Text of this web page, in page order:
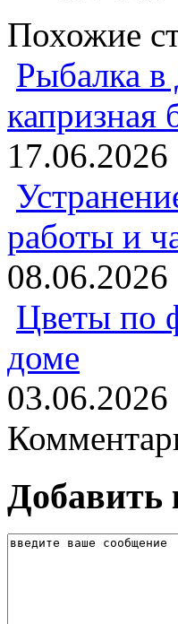
Похожие
Рыбалка в
капризная
17.06.2026
работы и
08.06.2026
Цветы по
доме
03.06.2026
Добавить